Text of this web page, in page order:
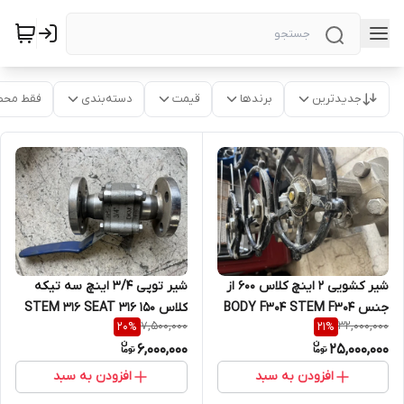
جدیدترین برندها قیمت دسته‌بندی فقط
شیر کشویی 2 اینچ کلاس 600 از
جنس BODY F304 STEM F304
DISC HF SEAT HF
32,000,000
21%
25,000,000
افزودن به سبد
شیر توپی 3/4 اینچ سه تیکه
کلاس 150 STEM 316 SEAT 316
BALL 316 BODY 316
7,500,000
20%
6,000,000
افزودن به سبد